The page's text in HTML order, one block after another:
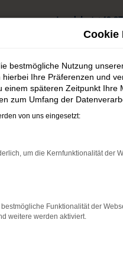
Landshut +49
Vorführwagen in
in
ist ein Fehler aufgetreten.
andere Webseiten, zum
Cookie
bestmögliche Nutzung
Ihre Präferenzen und
einem späteren Zeitpunkt
zum Umfang der
von uns eingesetzt:
um die Kernfunktionalität der
Funktionalität der
weitere werden aktiviert.